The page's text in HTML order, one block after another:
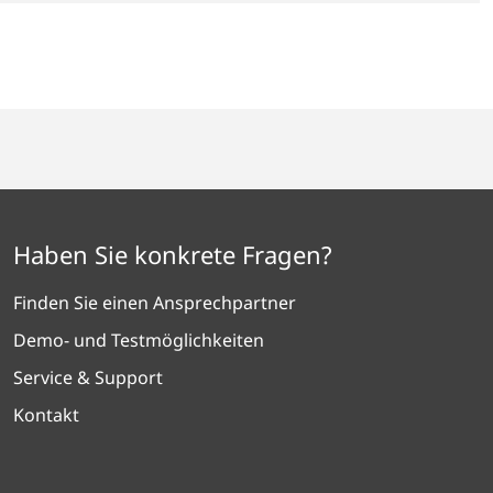
Haben Sie konkrete Fragen?
Finden Sie einen Ansprechpartner
Demo- und Testmöglichkeiten
Service & Support
Kontakt